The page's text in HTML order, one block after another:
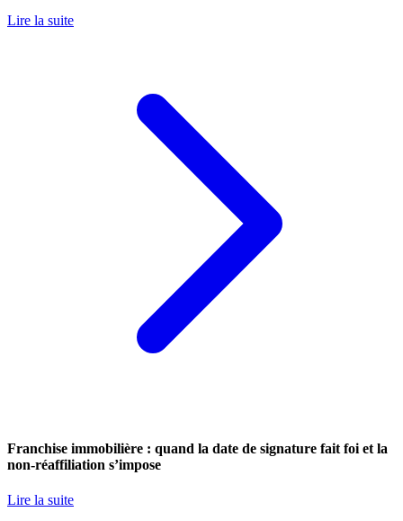
Lire la suite
Franchise immobilière : quand la date de signature fait foi et la
non-réaffiliation s’impose
Lire la suite